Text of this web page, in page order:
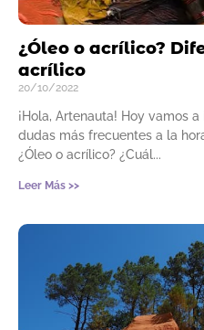
¿Óleo o acrílico?
acrílico
20/10/2022
¡Hola, Artenauta! Hoy vamos
dudas más frecuentes a la
¿Óleo o acrílico? ¿Cuál
Leer Más >>